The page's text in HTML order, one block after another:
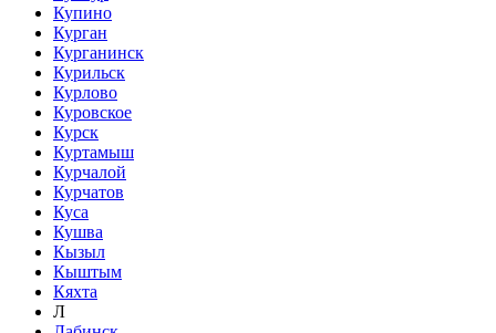
Купино
Курган
Курганинск
Курильск
Курлово
Куровское
Курск
Куртамыш
Курчалой
Курчатов
Куса
Кушва
Кызыл
Кыштым
Кяхта
Л